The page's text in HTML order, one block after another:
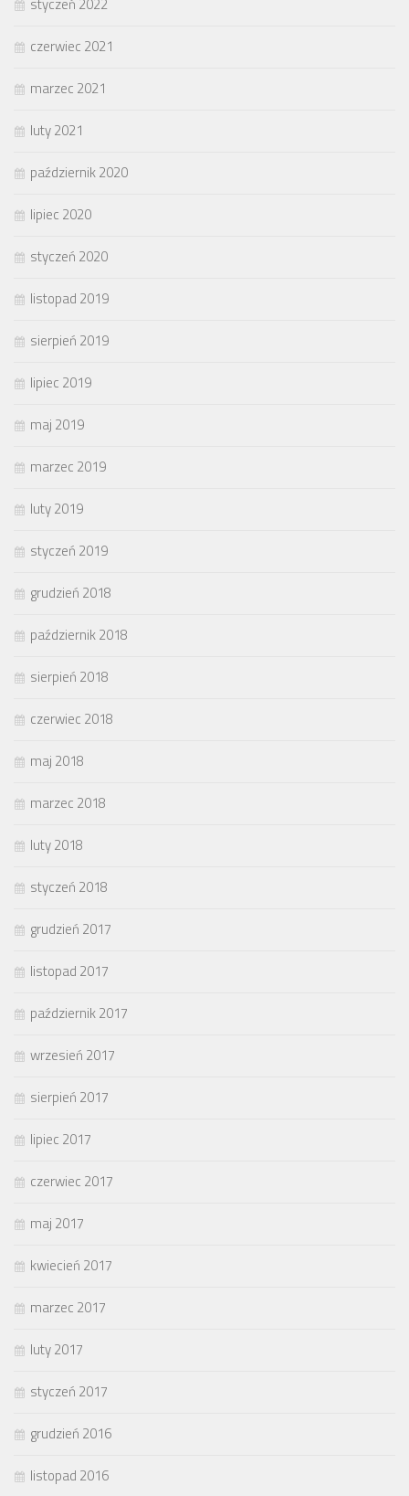
styczeń 2022
czerwiec 2021
marzec 2021
luty 2021
październik 2020
lipiec 2020
styczeń 2020
listopad 2019
sierpień 2019
lipiec 2019
maj 2019
marzec 2019
luty 2019
styczeń 2019
grudzień 2018
październik 2018
sierpień 2018
czerwiec 2018
maj 2018
marzec 2018
luty 2018
styczeń 2018
grudzień 2017
listopad 2017
październik 2017
wrzesień 2017
sierpień 2017
lipiec 2017
czerwiec 2017
maj 2017
kwiecień 2017
marzec 2017
luty 2017
styczeń 2017
grudzień 2016
listopad 2016